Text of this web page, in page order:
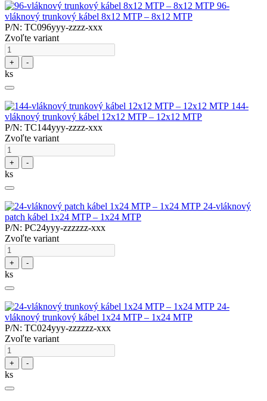
96-
vláknový trunkový kábel 8x12 MTP – 8x12 MTP
P/N: TC096yyy-zzzz-xxx
Zvoľte variant
+ -
ks
144-
vláknový trunkový kábel 12x12 MTP – 12x12 MTP
P/N: TC144yyy-zzzz-xxx
Zvoľte variant
+ -
ks
24-vláknový
patch kábel 1x24 MTP – 1x24 MTP
P/N: PC24yyy-zzzzzz-xxx
Zvoľte variant
+ -
ks
24-
vláknový trunkový kábel 1x24 MTP – 1x24 MTP
P/N: TC024yyy-zzzzzz-xxx
Zvoľte variant
+ -
ks